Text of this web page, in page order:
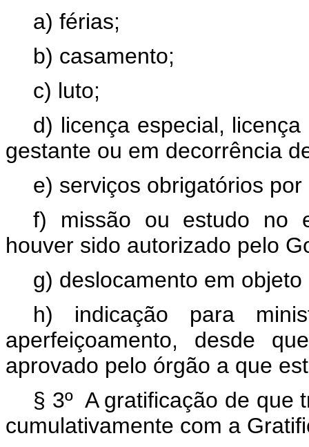
a) férias;
b) casamento;
c) luto;
d) licença especial,
gestante ou em decorrência
e) serviços obrigatórios por
f) missão ou estudo no
houver sido autorizado pelo
g) deslocamento em
h) indicação para
aperfeiçoamento, desde
aprovado pelo órgão a que
§ 3º A gratificação de que
cumulativamente com a